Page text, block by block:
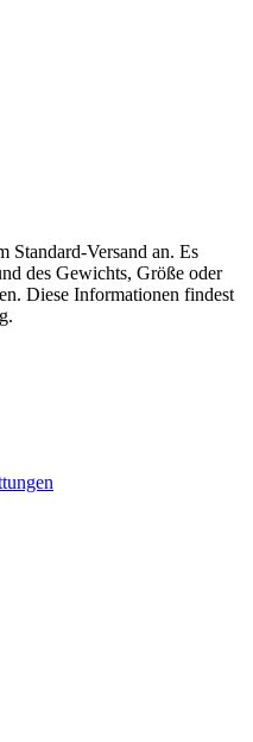
Standard-Versand an. Es
des Gewichts, Größe oder
Diese Informationen findest